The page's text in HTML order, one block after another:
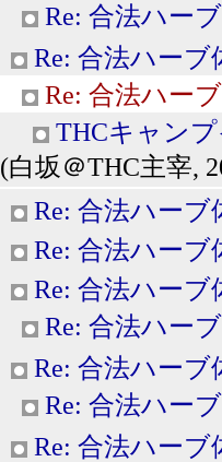
Re: 合法ハー
Re: 合法ハーブ
Re: 合法ハー
THCキャン
(白坂＠THC主宰,
Re: 合法ハーブ
Re: 合法ハーブ
Re: 合法ハーブ
Re: 合法ハー
Re: 合法ハーブ
Re: 合法ハー
Re: 合法ハーブ